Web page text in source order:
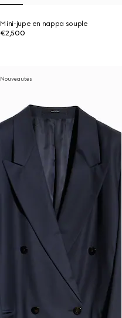
Mini-jupe en nappa souple
€2,500
Nouveautés